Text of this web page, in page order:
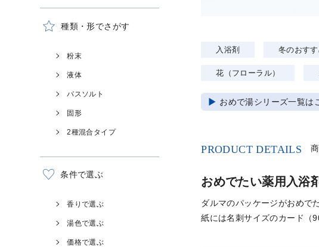
種類・形でさがす
粉末
液体
バスソルト
固形
2種混合タイプ
条件で選ぶ
香りで選ぶ
湯色で選ぶ
価格で選ぶ
入浴剤 冬のおす
花（フローラル）
おめで湯シリーズ一覧は
PRODUCT DETAILS
おめでたい薬用入浴
ダルマのパッケージがおめで
紙には名刺サイズのカード（